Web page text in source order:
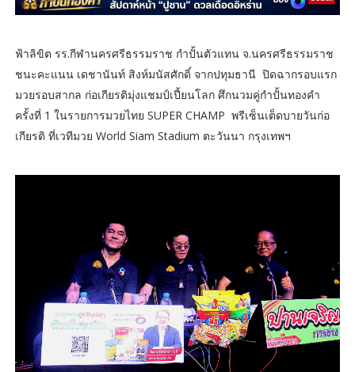
ฟ้าลิขิต รร.กีฬานครศรีธรรมราช กำปั้นตัวแทน จ.นครศรีธรรมราช
ชนะคะแนน เดชานันท์ สิงห์มนัสศักดิ์ จากปทุมธานี ปิดฉากรอบแรก
มวยรอบสากล ก่อเกียรติมุ่งแชมป์เปี้ยนโลก ศึกนวมคู่กำปั้นทองคำ
ครั้งที่ 1 ในรายการมวยไทย SUPER CHAMP พรีเซ็นเต็ดบายวันก่อ
เกียรติ ที่เวทีมวย World Siam Stadium ตะวันนา กรุงเทพฯ